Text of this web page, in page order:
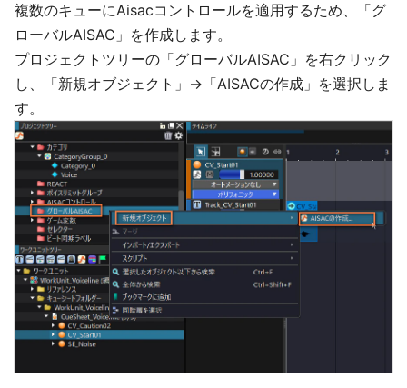
複数のキューにAisacコントロールを適用するため、「グ
ローバルAISAC」を作成します。
プロジェクトツリーの「グローバルAISAC」を右クリック
し、「新規オブジェクト」→「AISACの作成」を選択しま
す。